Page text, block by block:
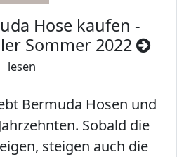
Hose kaufen -
Sommer 2022
lesen
Bermuda Hosen und
Sobald die
steigen auch die